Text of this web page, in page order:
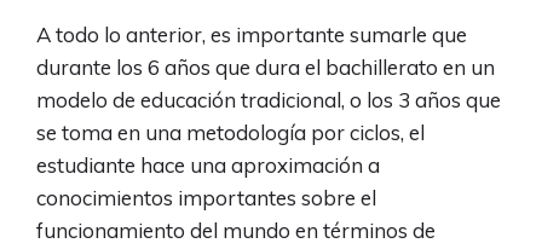
A todo lo anterior, es importante sumarle que
durante los 6 años que dura el bachillerato en un
modelo de educación tradicional, o los 3 años que
se toma en una metodología por ciclos, el
estudiante hace una aproximación a
conocimientos importantes sobre el
funcionamiento del mundo en términos de